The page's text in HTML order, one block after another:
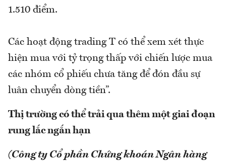
1.510 điểm.
Các hoạt động trading T có thể xem xét thực
hiện mua với tỷ trọng thấp với chiến lược mua
các nhóm cổ phiếu chưa tăng để đón đầu sự
luân chuyển dòng tiền”.
Thị trường có thể trải qua thêm một giai đoạn
rung lắc ngắn hạn
(Công ty Cổ phần Chứng khoán Ngân hàng